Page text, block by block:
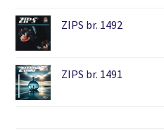
ZIPS br. 1492
ZIPS br. 1491